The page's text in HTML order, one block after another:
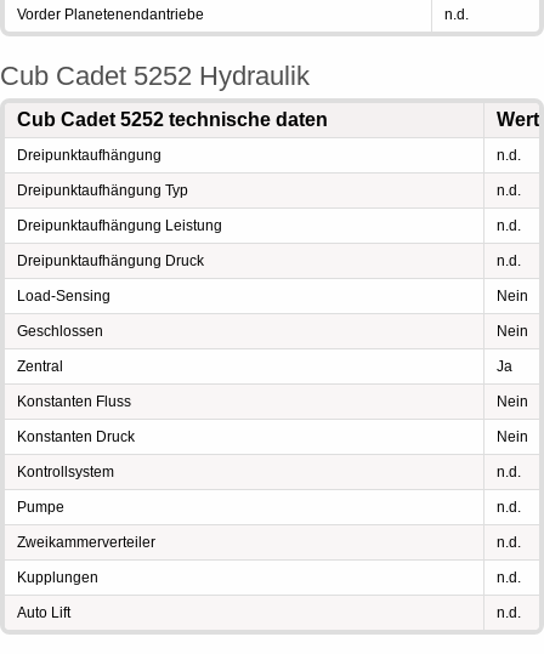
Vorder Planetenendantriebe n.d.
Cub Cadet 5252 Hydraulik
Cub Cadet 5252 technische daten Wert
Dreipunktaufhängung n.d.
Dreipunktaufhängung Typ n.d.
Dreipunktaufhängung Leistung n.d.
Dreipunktaufhängung Druck n.d.
Load-Sensing Nein
Geschlossen Nein
Zentral Ja
Konstanten Fluss Nein
Konstanten Druck Nein
Kontrollsystem n.d.
Pumpe n.d.
Zweikammerverteiler n.d.
Kupplungen n.d.
Auto Lift n.d.